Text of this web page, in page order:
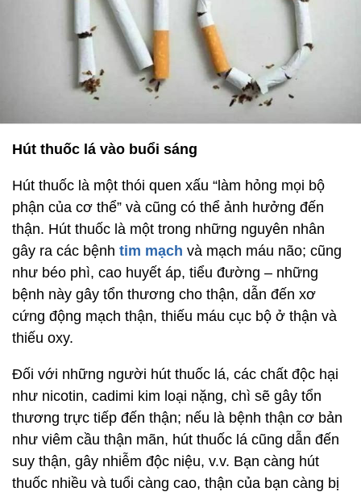
Hút thuốc lá vào buổi sáng
Hút thuốc là một thói quen xấu “làm hỏng mọi bộ
phận của cơ thể” và cũng có thể ảnh hưởng đến
thận. Hút thuốc là một trong những nguyên nhân
gây ra các bệnh tim mạch và mạch máu não; cũng
như béo phì, cao huyết áp, tiểu đường – những
bệnh này gây tổn thương cho thận, dẫn đến xơ
cứng động mạch thận, thiếu máu cục bộ ở thận và
thiếu oxy.
Đối với những người hút thuốc lá, các chất độc hại
như nicotin, cadimi kim loại nặng, chì sẽ gây tổn
thương trực tiếp đến thận; nếu là bệnh thận cơ bản
như viêm cầu thận mãn, hút thuốc lá cũng dẫn đến
suy thận, gây nhiễm độc niệu, v.v. Bạn càng hút
thuốc nhiều và tuổi càng cao, thận của bạn càng bị